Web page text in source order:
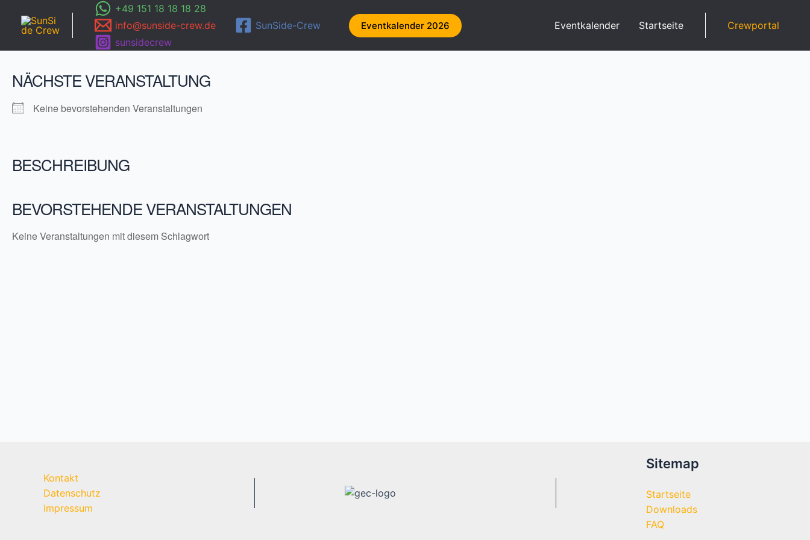
Inhalt
springen
+49 151 18 18 18 28
info@sunside-crew.de
SunSide-Crew
sunsidecrew
Eventkalender 2026 Eventkalender Startseite Crewportal
NÄCHSTE VERANSTALTUNG
Keine bevorstehenden Veranstaltungen
BESCHREIBUNG
BEVORSTEHENDE VERANSTALTUNGEN
Keine Veranstaltungen mit diesem Schlagwort
Kontakt
Datenschutz
Impressum
Sitemap
Startseite
Downloads
FAQ